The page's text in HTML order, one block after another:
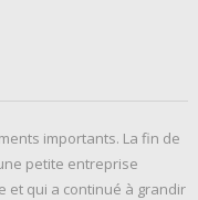
importants. La fin de
petite entreprise
et qui a continué à grandir